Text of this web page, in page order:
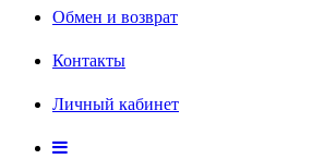
Обмен и возврат
Контакты
Личный кабинет